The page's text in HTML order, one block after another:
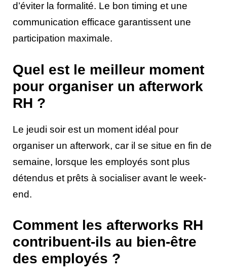
d’éviter la formalité. Le bon timing et une
communication efficace garantissent une
participation maximale.
Quel est le meilleur moment
pour organiser un afterwork
RH ?
Le jeudi soir est un moment idéal pour
organiser un afterwork, car il se situe en fin de
semaine, lorsque les employés sont plus
détendus et prêts à socialiser avant le week-
end.
Comment les afterworks RH
contribuent-ils au bien-être
des employés ?